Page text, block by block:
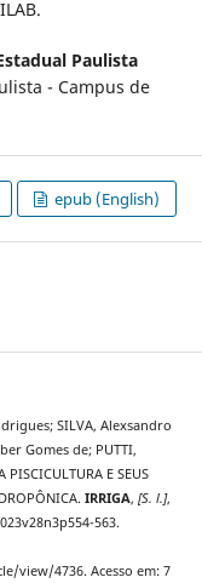
Paulista
- Campus de
epub (English)
SILVA, Alexsandro
Gomes de; PUTTI,
E SEUS
IRRIGA, [S. l.],
563.
view/4736. Acesso em: 7